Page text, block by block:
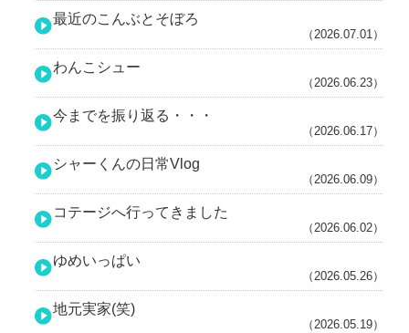
最近のこんぶとそぼろ
（2026.07.01）
わんこシュー
（2026.06.23）
今までを振り返る・・・
（2026.06.17）
シャーくんの日常Vlog
（2026.06.09）
コテージへ行ってきました
（2026.06.02）
ゆめいっぱい
（2026.05.26）
地元実家(笑)
（2026.05.19）